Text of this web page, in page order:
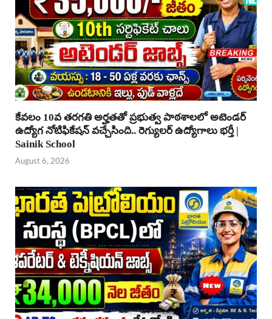
కేవలం 10వ తరగతి అర్హతతో ప్రభుత్వ పాఠశాలలో అటెండర్
ఉద్యోగ నోటిఫికేషన్ వచ్చేసింది.. రెగ్యులర్ ఉద్యోగాలు భర్తీ |
Sainik School
August 6, 2026